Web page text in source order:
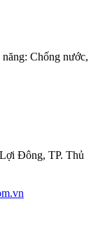
Chống nước,
Đông, TP. Thủ